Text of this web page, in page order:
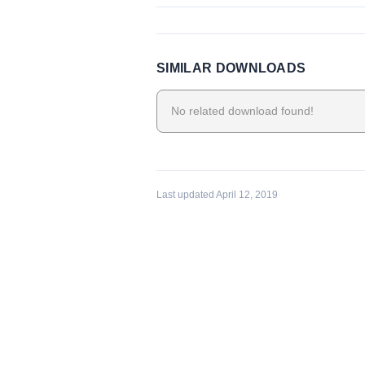
SIMILAR DOWNLOADS
No related download found!
Last updated April 12, 2019